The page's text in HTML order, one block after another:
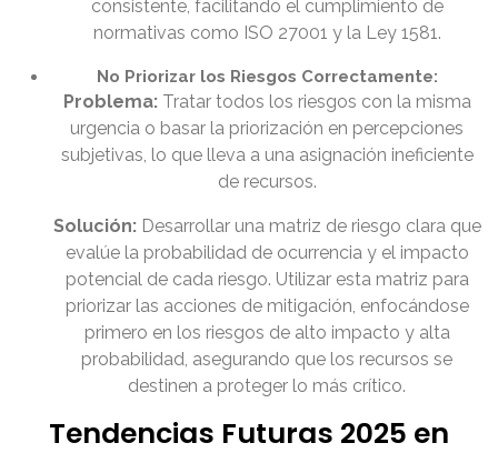
consistente, facilitando el cumplimiento de
normativas como ISO 27001 y la Ley 1581.
No Priorizar los Riesgos Correctamente:
Problema:Tratar todos los riesgos con la misma
urgencia o basar la priorización en percepciones
subjetivas, lo que lleva a una asignación ineficiente
de recursos.
Solución:Desarrollar una matriz de riesgo clara que
evalúe la probabilidad de ocurrencia y el impacto
potencial de cada riesgo. Utilizar esta matriz para
priorizar las acciones de mitigación, enfocándose
primero en los riesgos de alto impacto y alta
probabilidad, asegurando que los recursos se
destinen a proteger lo más crítico.
Tendencias Futuras 2025 en